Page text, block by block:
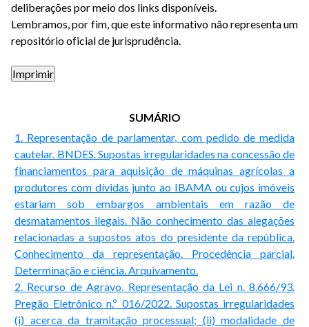
deliberações por meio dos links disponíveis.
Lembramos, por fim, que este informativo não representa um
repositório oficial de jurisprudência.
SUMÁRIO
1. Representação de parlamentar, com pedido de medida
cautelar. BNDES. Supostas irregularidades na concessão de
financiamentos para aquisição de máquinas agrícolas a
produtores com dívidas junto ao IBAMA ou cujos imóveis
estariam sob embargos ambientais em razão de
desmatamentos ilegais. Não conhecimento das alegações
relacionadas a supostos atos do presidente da república.
Conhecimento da representação. Procedência parcial.
Determinação e ciência. Arquivamento.
2. Recurso de Agravo. Representação da Lei n. 8.666/93.
Pregão Eletrônico n.º 016/2022. Supostas irregularidades
(i) acerca da tramitação processual; (ii) modalidade de